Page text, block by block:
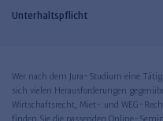
Unterhaltspflicht
Wer nach dem Jura-Studium eine
sich vielen Herausforderungen
Wirtschaftsrecht, Miet- und WEG-